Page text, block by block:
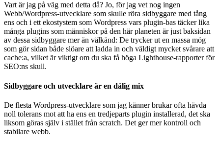
Vart är jag på väg med detta då? Jo, för jag vet nog ingen
Webb/Wordpress-utvecklare som skulle röra sidbyggare med tång
ens och i ett ekostystem som Wordpress vars plugin-bas täcker lika
många plugins som människor på den här planeten är just baksidan
av dessa sidbyggare mer än välkänd: De trycker ut en massa mög
som gör sidan både slöare att ladda in och väldigt mycket svårare att
cache:a, vilket är viktigt om du ska få höga Lighthouse-rapporter för
SEO:ns skull.
Sidbyggare och utvecklare är en dålig mix
De flesta Wordpress-utvecklare som jag känner brukar ofta hävda
noll tolerans mot att ha ens en tredjeparts plugin installerad, det ska
liksom göras själv i stället från scratch. Det ger mer kontroll och
stabilare webb.